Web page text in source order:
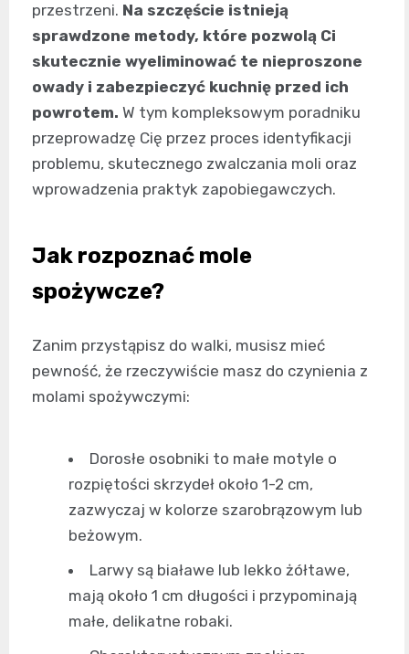
przestrzeni. Na szczęście istnieją
sprawdzone metody, które pozwolą Ci
skutecznie wyeliminować te nieproszone
owady i zabezpieczyć kuchnię przed ich
powrotem. W tym kompleksowym poradniku
przeprowadzę Cię przez proces identyfikacji
problemu, skutecznego zwalczania moli oraz
wprowadzenia praktyk zapobiegawczych.
Jak rozpoznać mole
spożywcze?
Zanim przystąpisz do walki, musisz mieć
pewność, że rzeczywiście masz do czynienia z
molami spożywczymi:
Dorosłe osobniki to małe motyle o
rozpiętości skrzydeł około 1-2 cm,
zazwyczaj w kolorze szarobrązowym lub
beżowym.
Larwy są białawe lub lekko żółtawe,
mają około 1 cm długości i przypominają
małe, delikatne robaki.